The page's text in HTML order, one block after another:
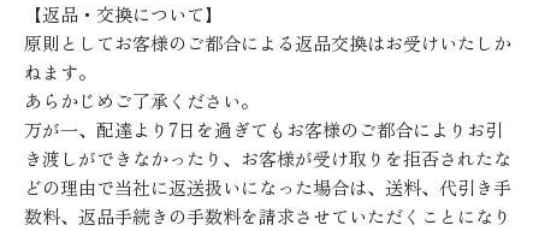
【返品・交換について】
原則としてお客様のご都合による返品交換はお受けいたしか
ねます。
あらかじめご了承ください。
万が一、配達より7日を過ぎてもお客様のご都合によりお引
き渡しができなかったり、お客様が受け取りを拒否されたな
どの理由で当社に返送扱いになった場合は、送料、代引き手
数料、返品手続きの手数料を請求させていただくことになり